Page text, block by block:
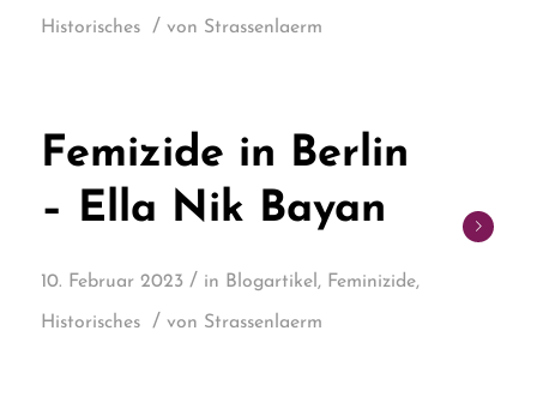
Historisches / von Strassenlaerm
Femizide in Berlin
– Ella Nik Bayan
10. Februar 2023 / in Blogartikel , Feminizide,
Historisches / von Strassenlaerm